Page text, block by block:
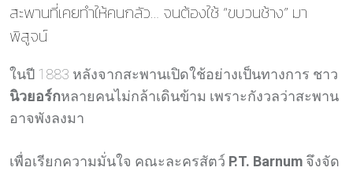
สะพานที่เคยทำให้คนกลัว… จนต้องใช้ “ขบวนช้าง” มา
พิสูจน์
ในปี 1883 หลังจากสะพานเปิดใช้อย่างเป็นทางการ ชาว
นิวยอร์กหลายคนไม่กล้าเดินข้าม เพราะกังวลว่าสะพาน
อาจพังลงมา
เพื่อเรียกความมั่นใจ คณะละครสัตว์ P.T. Barnum จึงจัด